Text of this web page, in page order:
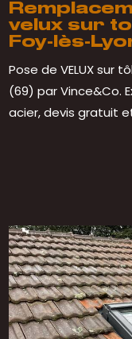
velux sur
Foy-lès-
Pose de VELUX sur
(69) par Vince&Co.
acier, devis gratuit